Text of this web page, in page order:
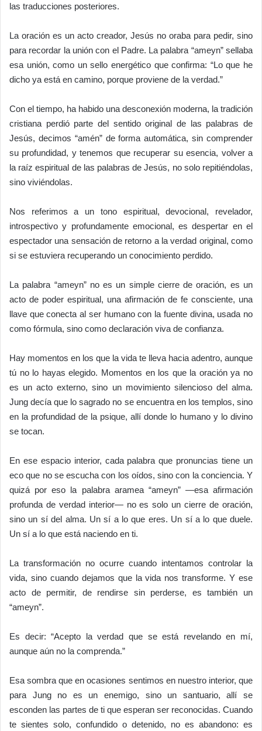
las traducciones posteriores.
La oración es un acto creador, Jesús no oraba para pedir, sino
para recordar la unión con el Padre. La palabra “ameyn” sellaba
esa unión, como un sello energético que confirma: “Lo que he
dicho ya está en camino, porque proviene de la verdad.”
Con el tiempo, ha habido una desconexión moderna, la tradición
cristiana perdió parte del sentido original de las palabras de
Jesús, decimos “amén” de forma automática, sin comprender
su profundidad, y tenemos que recuperar su esencia, volver a
la raíz espiritual de las palabras de Jesús, no solo repitiéndolas,
sino viviéndolas.
Nos referimos a un tono espiritual, devocional, revelador,
introspectivo y profundamente emocional, es despertar en el
espectador una sensación de retorno a la verdad original, como
si se estuviera recuperando un conocimiento perdido.
La palabra “ameyn” no es un simple cierre de oración, es un
acto de poder espiritual, una afirmación de fe consciente, una
llave que conecta al ser humano con la fuente divina, usada no
como fórmula, sino como declaración viva de confianza.
Hay momentos en los que la vida te lleva hacia adentro, aunque
tú no lo hayas elegido. Momentos en los que la oración ya no
es un acto externo, sino un movimiento silencioso del alma.
Jung decía que lo sagrado no se encuentra en los templos, sino
en la profundidad de la psique, allí donde lo humano y lo divino
se tocan.
En ese espacio interior, cada palabra que pronuncias tiene un
eco que no se escucha con los oídos, sino con la conciencia. Y
quizá por eso la palabra aramea “ameyn” —esa afirmación
profunda de verdad interior— no es solo un cierre de oración,
sino un sí del alma. Un sí a lo que eres. Un sí a lo que duele.
Un sí a lo que está naciendo en ti.
La transformación no ocurre cuando intentamos controlar la
vida, sino cuando dejamos que la vida nos transforme. Y ese
acto de permitir, de rendirse sin perderse, es también un
“ameyn”.
Es decir: “Acepto la verdad que se está revelando en mí,
aunque aún no la comprenda.”
Esa sombra que en ocasiones sentimos en nuestro interior, que
para Jung no es un enemigo, sino un santuario, allí se
esconden las partes de ti que esperan ser reconocidas. Cuando
te sientes solo, confundido o detenido, no es abandono: es